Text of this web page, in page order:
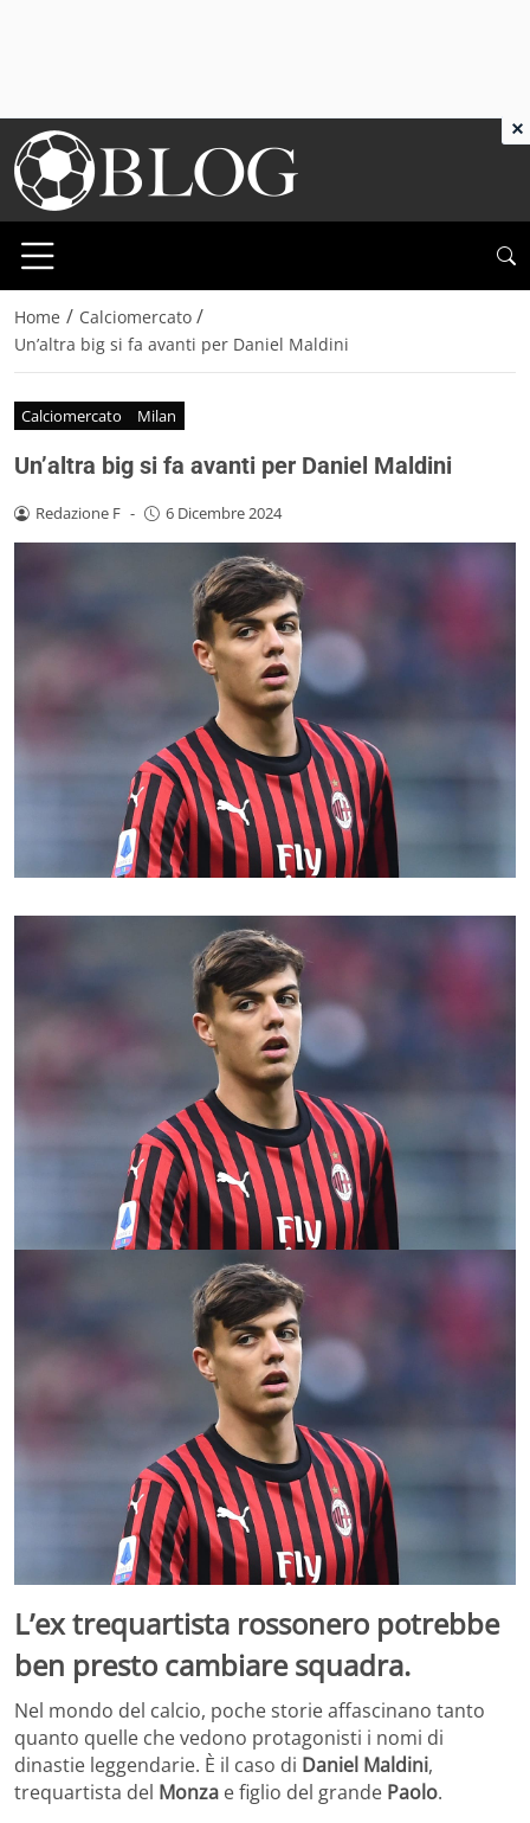
Home / Calciomercato /
Un’altra big si fa avanti per Daniel Maldini
Calciomercato Milan
Un’altra big si fa avanti per Daniel Maldini
Redazione F - 6 Dicembre 2024
L’ex trequartista rossonero potrebbe
ben presto cambiare squadra.
Nel mondo del calcio, poche storie affascinano tanto
quanto quelle che vedono protagonisti i nomi di
dinastie leggendarie. È il caso di Daniel Maldini,
trequartista del Monza e figlio del grande Paolo.
×